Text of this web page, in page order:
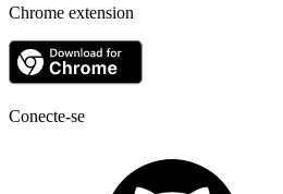
Chrome extension
Conecte-se